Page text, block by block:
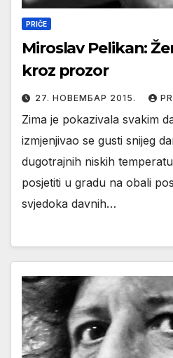
PRIČE
Miroslav Pelikan:
kroz prozor
27. НОВЕМБАР 2015.
Zima je pokazivala svakim
izmjenjivao se gusti snijeg
dugotrajnih niskih
posjetiti u gradu na obali
svjedoka davnih…